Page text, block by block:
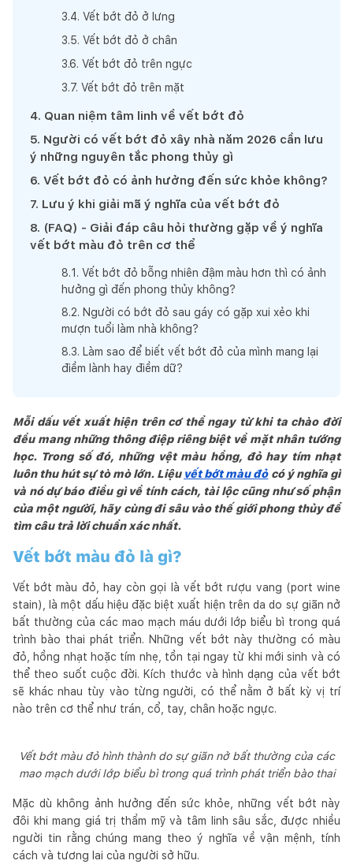
3.4. Vết bớt đỏ ở lưng
3.5. Vết bớt đỏ ở chân
3.6. Vết bớt đỏ trên ngực
3.7. Vết bớt đỏ trên mặt
4. Quan niệm tâm linh về vết bớt đỏ
5. Người có vết bớt đỏ xây nhà năm 2026 cần lưu
ý những nguyên tắc phong thủy gì
6. Vết bớt đỏ có ảnh hưởng đến sức khỏe không?
7. Lưu ý khi giải mã ý nghĩa của vết bớt đỏ
8. (FAQ) - Giải đáp câu hỏi thường gặp về ý nghĩa
vết bớt màu đỏ trên cơ thể
8.1 . Vết bớt đỏ bỗng nhiên đậm màu hơn thì có ảnh
hưởng gì đến phong thủy không?
8.2. Người có bớt đỏ sau gáy có gặp xui xẻo khi
mượn tuổi làm nhà không?
8.3. Làm sao để biết vết bớt đỏ của mình mang lại
điềm lành hay điềm dữ?
Mỗi dấu vết xuất hiện trên cơ thể ngay từ khi ta chào đời
đều mang những thông điệp riêng biệt về mặt nhân tướng
học. Trong số đó, những vệt màu hồng, đỏ hay tím nhạt
luôn thu hút sự tò mò lớn. Liệu vết bớt màu đỏcó ý nghĩa gì
và nó dự báo điều gì về tính cách, tài lộc cũng như số phận
của một người, hãy cùng đi sâu vào thế giới phong thủy để
tìm câu trả lời chuẩn xác nhất.
Vết bớt màu đỏ là gì?
Vết bớt màu đỏ, hay còn gọi là vết bớt rượu vang (port wine
stain), là một dấu hiệu đặc biệt xuất hiện trên da do sự giãn nở
bất thường của các mao mạch máu dưới lớp biểu bì trong quá
trình bào thai phát triển. Những vết bớt này thường có màu
đỏ, hồng nhạt hoặc tím nhẹ, tồn tại ngay từ khi mới sinh và có
thể theo suốt cuộc đời. Kích thước và hình dạng của vết bớt
sẽ khác nhau tùy vào từng người, có thể nằm ở bất kỳ vị trí
nào trên cơ thể như trán, cổ, tay, chân hoặc ngực.
Vết bớt màu đỏ hình thành do sự giãn nở bất thường của các
mao mạch dưới lớp biểu bì trong quá trình phát triển bào thai
Mặc dù không ảnh hưởng đến sức khỏe, những vết bớt này
đôi khi mang giá trị thẩm mỹ và tâm linh sâu sắc, được nhiều
người tin rằng chúng mang theo ý nghĩa về vận mệnh, tính
cách và tương lai của người sở hữu.